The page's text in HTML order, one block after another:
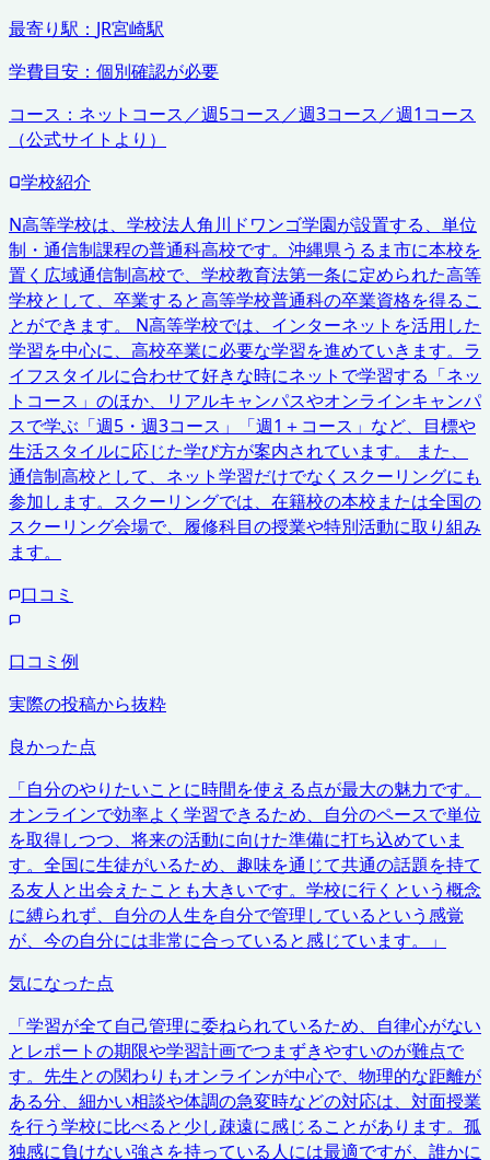
最寄り駅： JR宮崎駅
学費目安： 個別確認が必要
コース： ネットコース／週5コース／週3コース／週1コース
（公式サイトより）
学校紹介
N高等学校は、学校法人角川ドワンゴ学園が設置する、単位
制・通信制課程の普通科高校です。沖縄県うるま市に本校を
置く広域通信制高校で、学校教育法第一条に定められた高等
学校として、卒業すると高等学校普通科の卒業資格を得るこ
とができます。 N高等学校では、インターネットを活用した
学習を中心に、高校卒業に必要な学習を進めていきます。ラ
イフスタイルに合わせて好きな時にネットで学習する「ネッ
トコース」のほか、リアルキャンパスやオンラインキャンパ
スで学ぶ「週5・週3コース」「週1＋コース」など、目標や
生活スタイルに応じた学び方が案内されています。 また、
通信制高校として、ネット学習だけでなくスクーリングにも
参加します。スクーリングでは、在籍校の本校または全国の
スクーリング会場で、履修科目の授業や特別活動に取り組み
ます。
口コミ
口コミ例
実際の投稿から抜粋
良かった点
「自分のやりたいことに時間を使える点が最大の魅力です。
オンラインで効率よく学習できるため、自分のペースで単位
を取得しつつ、将来の活動に向けた準備に打ち込めていま
す。全国に生徒がいるため、趣味を通じて共通の話題を持て
る友人と出会えたことも大きいです。学校に行くという概念
に縛られず、自分の人生を自分で管理しているという感覚
が、今の自分には非常に合っていると感じています。
」
気になった点
「学習が全て自己管理に委ねられているため、自律心がない
とレポートの期限や学習計画でつまずきやすいのが難点で
す。先生との関わりもオンラインが中心で、物理的な距離が
ある分、細かい相談や体調の急変時などの対応は、対面授業
を行う学校に比べると少し疎遠に感じることがあります。孤
独感に負けない強さを持っている人には最適ですが、誰かに